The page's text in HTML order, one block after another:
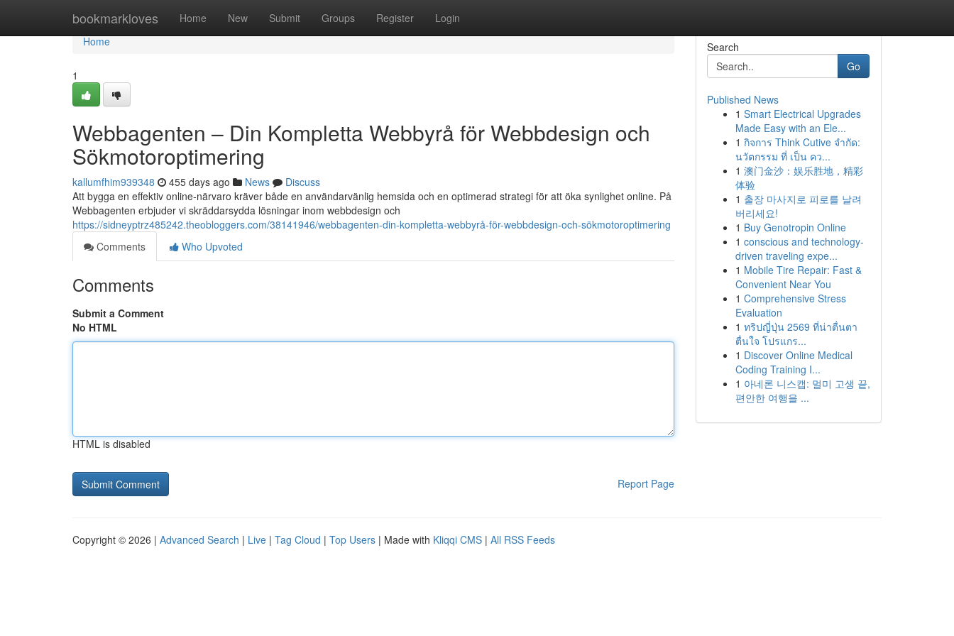
bookmarkloves Home New Submit Groups Register Login
Home
Home
1
Webbagenten – Din Kompletta Webbyrå för Webbdesign och
Sökmotoroptimering
kallumfhim939348 455 days ago News
Discuss
Att bygga en effektiv online-närvaro kräver både en användarvänlig hemsida och en optimerad strategi för att öka synlighet online. På
Webbagenten erbjuder vi skräddarsydda lösningar inom webbdesign och
https://sidneyptrz485242.theobloggers.com/38141946/webbagenten-din-kompletta-webbyrå-för-webbdesign-och-sökmotoroptimering
Comments
Who Upvoted
Comments
Submit a Comment
No HTML
HTML is disabled
Report Page
Search
Go
Published News
1 Smart Electrical Upgrades
Made Easy with an Ele...
1 กิจการ Think Cutive จำกัด:
นวัตกรรม ที่ เป็น คว...
1 澳门金沙：娱乐胜地，精彩
体验
1 출장 마사지로 피로를 날려
버리세요!
1 Buy Genotropin Online
1 conscious and technology-
driven traveling expe...
1 Mobile Tire Repair: Fast &
Convenient Near You
1 Comprehensive Stress
Evaluation
1 ทริปญี่ปุ่น 2569 ที่น่าตื่นตา
ตื่นใจ โปรแกร...
1 Discover Online Medical
Coding Training I...
1 아네론 니스캡: 멀미 고생 끝,
편안한 여행을 ...
Copyright © 2026 | Advanced Search | Live | Tag Cloud | Top Users | Made with Kliqqi CMS | All RSS Feeds